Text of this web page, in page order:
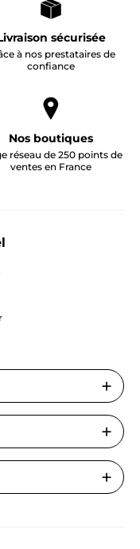
sécurisée
à nos prestataires de
confiance
Nos boutiques
réseau de 250 points de
ventes en France